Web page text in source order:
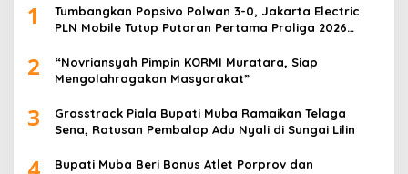
1
Tumbangkan Popsivo Polwan 3-0, Jakarta Electric
PLN Mobile Tutup Putaran Pertama Proliga 2026
2
“Novriansyah Pimpin KORMI Muratara, Siap
Mengolahragakan Masyarakat”
3
Grasstrack Piala Bupati Muba Ramaikan Telaga
Sena, Ratusan Pembalap Adu Nyali di Sungai Lilin
4
Bupati Muba Beri Bonus Atlet Porprov dan